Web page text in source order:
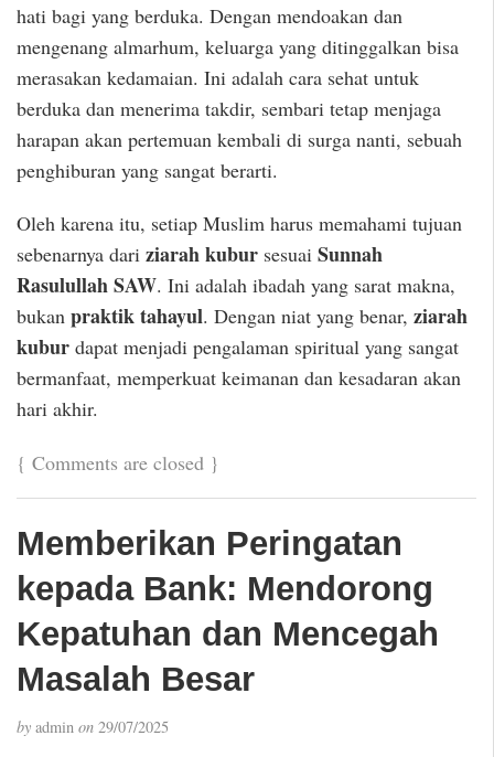
hati bagi yang berduka. Dengan mendoakan dan
mengenang almarhum, keluarga yang ditinggalkan bisa
merasakan kedamaian. Ini adalah cara sehat untuk
berduka dan menerima takdir, sembari tetap menjaga
harapan akan pertemuan kembali di surga nanti, sebuah
penghiburan yang sangat berarti.
Oleh karena itu, setiap Muslim harus memahami tujuan
sebenarnya dari ziarah kubur sesuai Sunnah
Rasulullah SAW. Ini adalah ibadah yang sarat makna,
bukan praktik tahayul. Dengan niat yang benar, ziarah
kubur dapat menjadi pengalaman spiritual yang sangat
bermanfaat, memperkuat keimanan dan kesadaran akan
hari akhir.
{ Comments are closed }
Memberikan Peringatan
kepada Bank: Mendorong
Kepatuhan dan Mencegah
Masalah Besar
by admin on 29/07/2025